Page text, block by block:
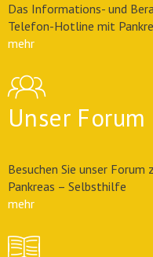
Das Informations- und
Telefon-Hotline mit
mehr
Unser Forum
Besuchen Sie unser Forum
Pankreas – Selbsthilfe
mehr